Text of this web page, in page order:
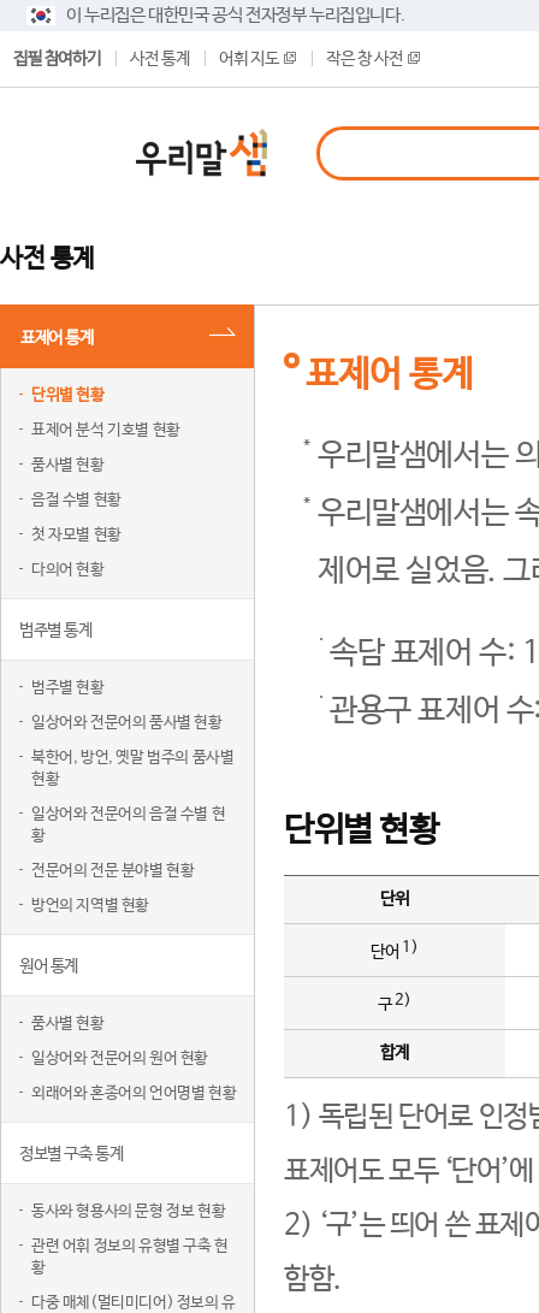
이 누리집은 대한민국 공식 전자정부 누리집입니다.
집필 참여하기 사전 통계 어휘 지도 작은 창 사전
사전 통계
표제어 통계
단위별 현황
표제어 분석 기호별 현황
품사별 현황
음절 수별 현황
첫 자모별 현황
다의어 현황
범주별 통계
범주별 현황
일상어와 전문어의 품사별 현황
북한어, 방언, 옛말 범주의 품사별
현황
일상어와 전문어의 음절 수별 현
황
전문어의 전문 분야별 현황
방언의 지역별 현황
원어 통계
품사별 현황
일상어와 전문어의 원어 현황
외래어와 혼종어의 언어명별 현황
정보별 구축 통계
동사와 형용사의 문형 정보 현황
관련 어휘 정보의 유형별 구축 현
황
다중 매체(멀티미디어) 정보의 유
표제어 통계
우리말샘에서는
우리말샘에서는
제어로 실었음.
속담 표제어 수:
관용구 표제어
단위별 현황
단위
단어 1)
구2)
합계
1) 독립된 단어로 인정
표제어도 모두 ‘단어’
2) ‘구’는 띄어 쓴 표
함함.